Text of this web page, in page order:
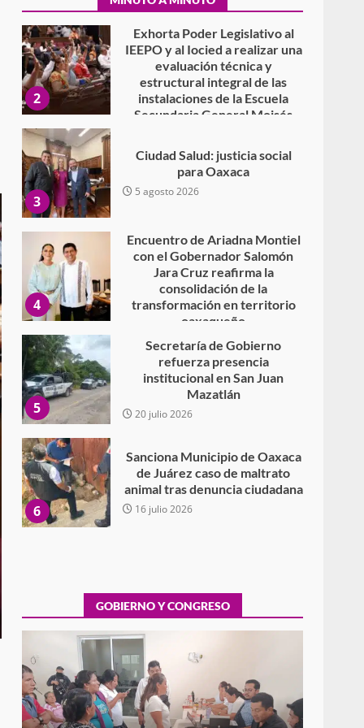
2
instalaciones de la Escuela
Secundaria General Moisés
Sáenz Garza
5 agosto 2026
3
Ciudad Salud: justicia social
para Oaxaca
5 agosto 2026
4
Encuentro de Ariadna Montiel
con el Gobernador Salomón
Jara Cruz reafirma la
oaxaqueño
30 julio 2026
5
Secretaría de Gobierno
refuerza presencia
institucional en San Juan
Mazatlán
6
Sanciona Municipio de Oaxaca
de Juárez caso de maltrato
animal tras denuncia ciudadana
7
Detienen a Ernesto Ruffo en
Baja California; FGR lo investiga
por presuntos delitos de
delincuencia organizada y
1
electoral extraordinario de
Santiago Xanica: Jesús Romero
7 agosto 2026
Exhorta Poder Legislativo al
IEEPO y al Iocied a realizar una
evaluación técnica y
estructural integral de las
GOBIERNO Y CONGRESO
Exhorta Poder Legislativo al IEEPO y al Iocied
a realizar una evaluación técnica y